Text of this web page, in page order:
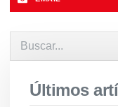
Últimos